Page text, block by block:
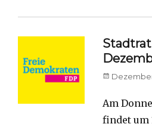
Posted
Dezember
Am
findet um